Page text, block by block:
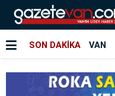
SON DAKİKA VAN